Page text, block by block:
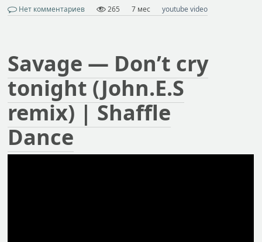
Нет комментариев 265 7 мес youtube video
Savage — Don’t cry
tonight (John.E.S
remix) | Shaffle
Dance